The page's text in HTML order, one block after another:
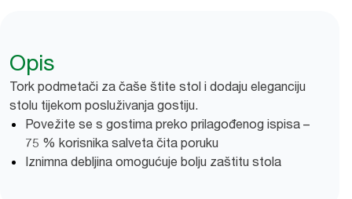
Opis
Tork podmetači za čaše štite stol i dodaju eleganciju
stolu tijekom posluživanja gostiju.
Povežite se s gostima preko prilagođenog ispisa –
75 % korisnika salveta čita poruku
Iznimna debljina omogućuje bolju zaštitu stola